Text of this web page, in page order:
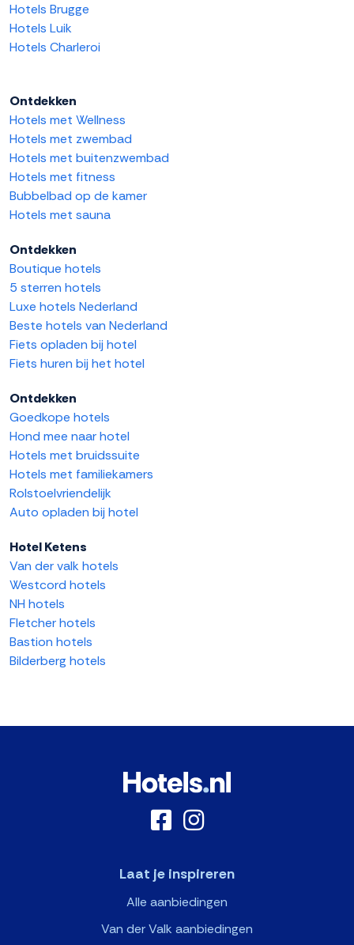
Hotels Brugge
Hotels Luik
Hotels Charleroi
Ontdekken
Hotels met Wellness
Hotels met zwembad
Hotels met buitenzwembad
Hotels met fitness
Bubbelbad op de kamer
Hotels met sauna
Ontdekken
Boutique hotels
5 sterren hotels
Luxe hotels Nederland
Beste hotels van Nederland
Fiets opladen bij hotel
Fiets huren bij het hotel
Ontdekken
Goedkope hotels
Hond mee naar hotel
Hotels met bruidssuite
Hotels met familiekamers
Rolstoelvriendelijk
Auto opladen bij hotel
Hotel Ketens
Van der valk hotels
Westcord hotels
NH hotels
Fletcher hotels
Bastion hotels
Bilderberg hotels
Laat je inspireren
Alle aanbiedingen
Van der Valk aanbiedingen